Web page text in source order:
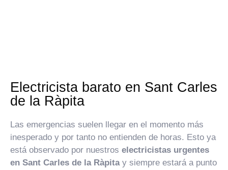
Electricista barato en Sant Carles
de la Ràpita
Las emergencias suelen llegar en el momento más
inesperado y por tanto no entienden de horas. Esto ya
está observado por nuestros electricistas urgentes
en Sant Carles de la Ràpita y siempre estará a punto